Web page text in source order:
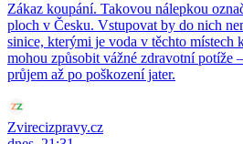
Zákaz koupání. Takovou nálepkou
ploch v Česku. Vstupovat by do nich
sinice, kterými je voda v těchto místech
mohou způsobit vážné zdravotní potíže
průjem až po poškození jater.
Zvirecizpravy.cz